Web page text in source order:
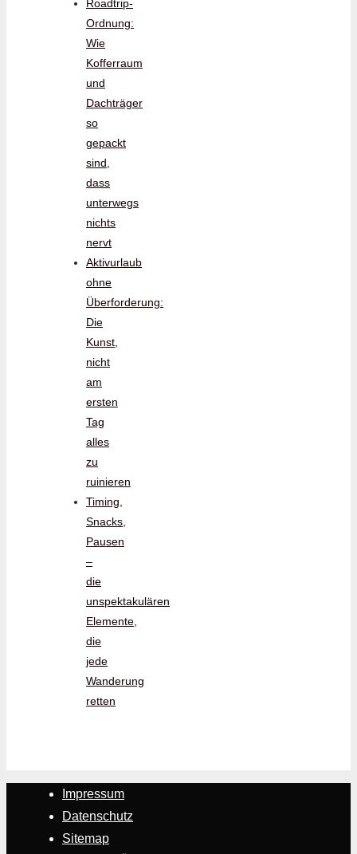
Roadtrip-
Ordnung:
Wie
Kofferraum
und
Dachträger
so
gepackt
sind,
dass
unterwegs
nichts
nervt
Aktivurlaub
ohne
Überforderung:
Die
Kunst,
nicht
am
ersten
Tag
alles
zu
ruinieren
Timing,
Snacks,
Pausen
–
die
unspektakulären
Elemente,
die
jede
Wanderung
retten
Impressum
Datenschutz
Sitemap